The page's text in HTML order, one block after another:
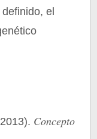
el
Concepto